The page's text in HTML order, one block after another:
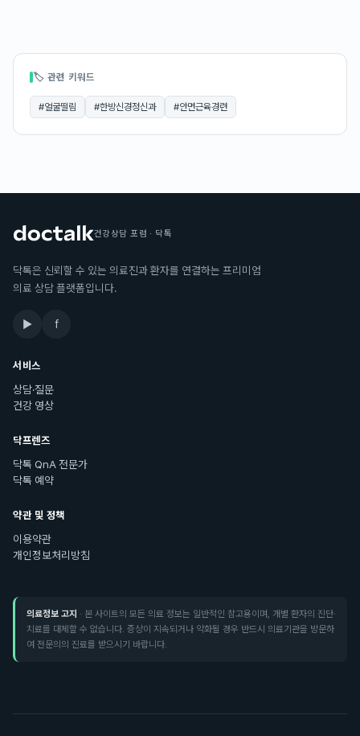
🏷 관련 키워드
#얼굴떨림 #한방신경정신과 #안면근육경련
건강상담 포럼 · 닥톡
닥톡은 신뢰할 수 있는 의료진과 환자를 연결하는 프리미엄
의료 상담 플랫폼입니다.
▶ f
서비스
상담·질문
건강 영상
닥프렌즈
닥톡 QnA 전문가
닥톡 예약
약관 및 정책
이용약관
개인정보처리방침
의료정보 고지 · 본 사이트의 모든 의료 정보는 일반적인 참고용이며, 개별 환자의 진단·
치료를 대체할 수 없습니다. 증상이 지속되거나 악화될 경우 반드시 의료기관을 방문하
여 전문의의 진료를 받으시기 바랍니다.